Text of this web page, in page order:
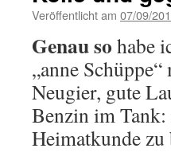
Veröffentlicht am 07/09/
Genau so habe
„anne
Neugier, gute
Benzin im Tank:
Heimatkunde zu